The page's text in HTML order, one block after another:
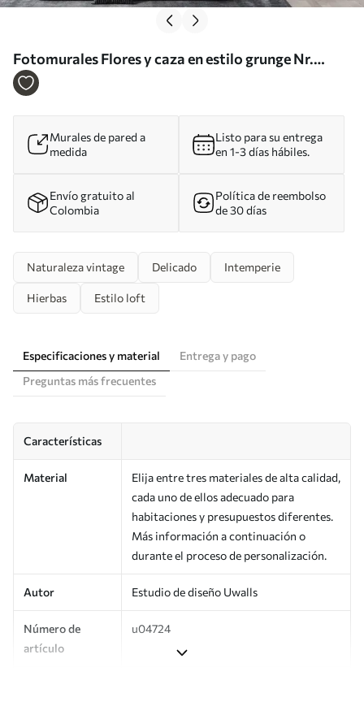
Fotomurales Flores y caza en estilo grunge Nr.
u04724
Murales de pared a
medida
Listo para su entrega
en 1-3 días hábiles.
Envío gratuito al
Colombia
Política de reembolso
de 30 días
Naturaleza vintage Delicado Intemperie
Hierbas Estilo loft
Especificaciones y material
Entrega y pago
Preguntas más frecuentes
Características
Material
Elija entre tres materiales de alta calidad,
cada uno de ellos adecuado para
habitaciones y presupuestos diferentes.
Más información a continuación o
durante el proceso de personalización.
Autor Estudio de diseño Uwalls
Número de
artículo
u04724